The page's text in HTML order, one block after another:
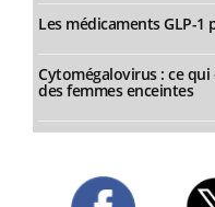
Les médicaments GLP-1
Cytomégalovirus : ce qui
des femmes enceintes